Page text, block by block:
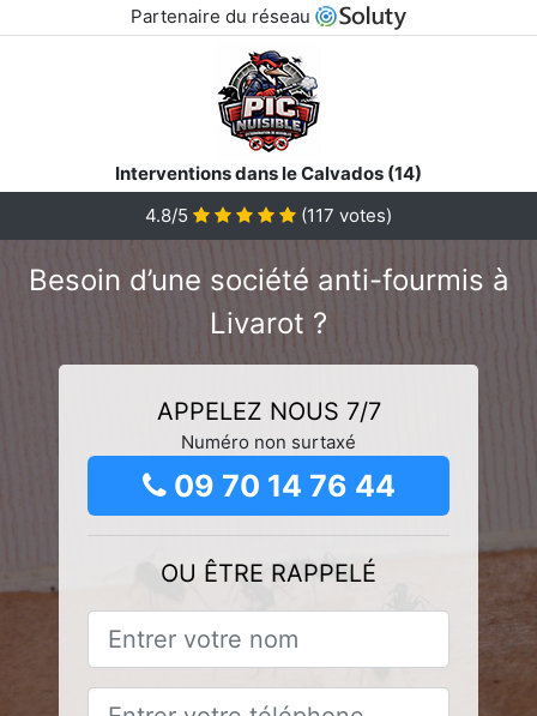
Partenaire du réseau
Interventions dans le Calvados (14)
4.8/5
(117 votes)
Besoin d’une société anti-fourmis à
Livarot ?
APPELEZ NOUS 7/7
Numéro non surtaxé
09 70 14 76 44
OU ÊTRE RAPPELÉ